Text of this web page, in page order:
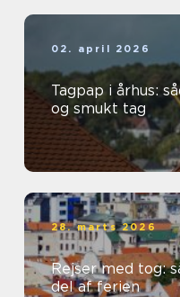
02. april 2026
Tagpap i århus:
og smukt tag
28. marts 2026
Rejser med tog:
del af ferien